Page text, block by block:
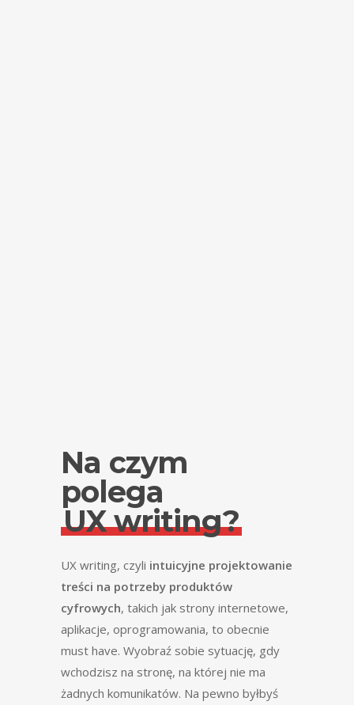
Na czym
polega
UX writing?
UX writing, czyli intuicyjne projektowanie
treści na potrzeby produktów
cyfrowych, takich jak strony internetowe,
aplikacje, oprogramowania, to obecnie
must have. Wyobraź sobie sytuację, gdy
wchodzisz na stronę, na której nie ma
żadnych komunikatów. Na pewno byłbyś